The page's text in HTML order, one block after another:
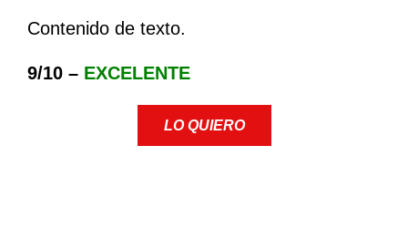
Contenido de texto.
9/10 – EXCELENTE
LO QUIERO